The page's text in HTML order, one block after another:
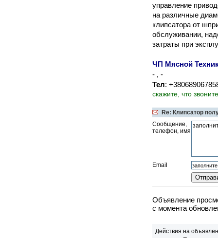
управление
на различные
клипсатора от
обслуживании,
затраты при
ЧП Мясной
- , -
Тел:
скажите, что
Re: Клипсатор
Сообщение,
телефон, имя
Email
Объявление
c момента
Действия на